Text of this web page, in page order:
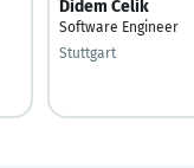
Didem Celik
Software Engineer
Stuttgart